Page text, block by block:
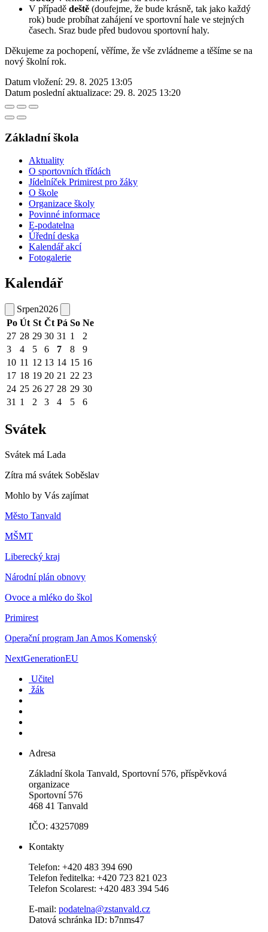
V případě deště (doufejme, že bude krásně, tak jako každý
rok) bude probíhat zahájení ve sportovní hale ve stejných
časech. Sraz bude před budovou sportovní haly.
Děkujeme za pochopení, věříme, že vše zvládneme a těšíme se na
nový školní rok.
Datum vložení: 29. 8. 2025 13:05
Datum poslední aktualizace: 29. 8. 2025 13:20
Základní škola
Aktuality
O sportovních třídách
Jídelníček Primirest pro žáky
O škole
Organizace školy
Povinné informace
E-podatelna
Úřední deska
Kalendář akcí
Fotogalerie
Kalendář
Srpen2026
Po Út St Čt Pá So Ne
27 28 29 30 31 1
2
3
4 5 6 7 8
9
10 11 12 13 14 15 16
17 18 19 20 21 22 23
24 25 26 27 28 29 30
31 1 2 3 4 5 6
Svátek
Svátek má Lada
Zítra má svátek Soběslav
Mohlo by Vás zajímat
Město Tanvald
MŠMT
Liberecký kraj
Národní plán obnovy
Ovoce a mléko do škol
Primirest
Operační program Jan Amos Komenský
NextGenerationEU
Učitel
žák
Adresa
Základní škola Tanvald, Sportovní 576, příspěvková
organizace
Sportovní 576
468 41 Tanvald
IČO: 43257089
Kontakty
Telefon: +420 483 394 690
Telefon ředitelka: +420 723 821 023
Telefon Scolarest: +420 483 394 546
E-mail: podatelna@zstanvald.cz
Datová schránka ID: b7nms47